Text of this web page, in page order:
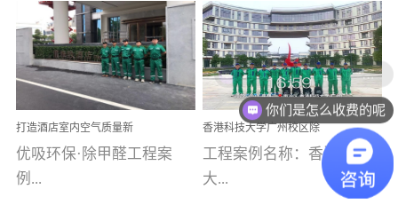
选择源头源材料、严控产
品质量，我们每一批的生
产产品都经过严格的质检
程序；生产车间为优吸总
部和全国分支机构生产光
触媒、净醛王、祛味剂等
优吸系列产品，保质保量
完成生产任务，确保全国
案例【深圳安居乐寓】室
内空气治理项目深圳安居
乐寓 深圳市安居乐寓
为深圳安居集团旗下城...
例(学校工装节选)广州南沙
小学(珠江湾校区)项目地
址：广州市南沙区海滨路
南沙珠江湾江门市蓬江区
禾...
打造酒店室内空气质量新
标杆——优吸环保·标杆之
作：东莞美豪雅致酒店室
内空气治理工程纪实
优吸环保·除甲醛工程案
例...
香港科技大学广州校区除
甲醛项目圆满完成
工程案例名称：香港科技
大...
你们是怎么收费的呢